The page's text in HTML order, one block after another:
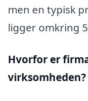
men en typisk
ligger omkring
Hvorfor er
virksomheden?